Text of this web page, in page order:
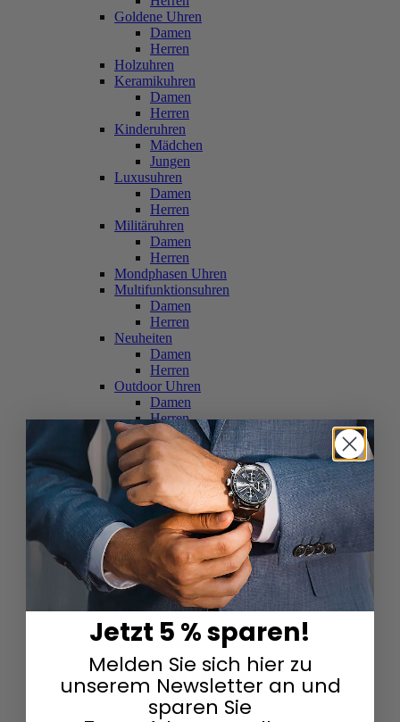
Goldene Uhren
Damen
Herren
Holzuhren
Keramikuhren
Damen
Herren
Kinderuhren
Mädchen
Jungen
Luxusuhren
Damen
Herren
Militäruhren
Damen
Herren
Mondphasen Uhren
Multifunktionsuhren
Damen
Herren
Neuheiten
Damen
Herren
Outdoor Uhren
Damen
Herren
Schweizer Uhren
Damen
Herren
Skelettuhren
Damen
Herren
Smartwatches
Damen
Herren
Solaruhren
Herren
Damen
Sportuhren
Damen
Herren
Swarovski & Edelsteine
Damen
Herren
Jetzt 5 % sparen!
Melden Sie sich hier zu
unserem Newsletter an und
sparen Sie